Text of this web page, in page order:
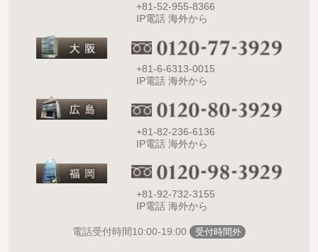
+81-52-955-8366
IP電話 海外から
+81-6-6313-0015
IP電話 海外から
+81-82-236-6136
IP電話 海外から
+81-92-732-3155
IP電話 海外から
電話受付時間10:00-19:00 受付時間外